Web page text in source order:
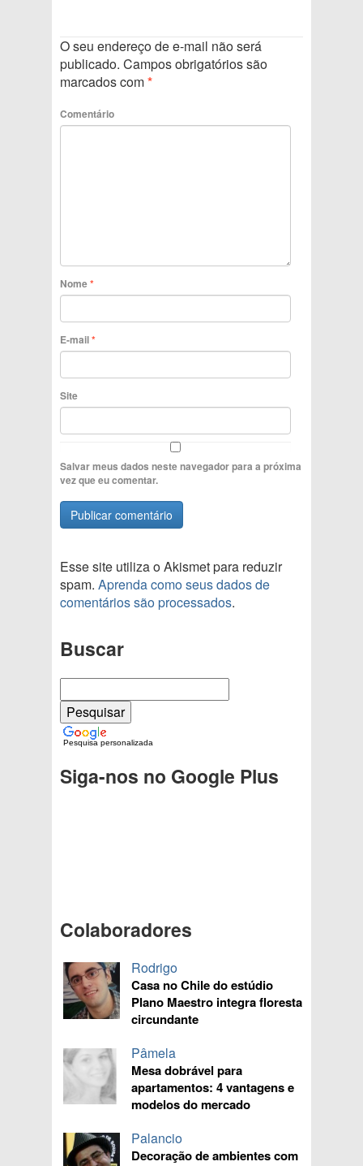
O seu endereço de e-mail não será
publicado. Campos obrigatórios são
marcados com*
Comentário
Nome*
E-mail*
Site
Salvar meus dados neste navegador para a próxima
vez que eu comentar.
Esse site utiliza o Akismet para reduzir
spam. Aprenda como seus dados de
comentários são processados.
Buscar
Pesquisa personalizada
Siga-nos no Google Plus
Colaboradores
Rodrigo
Casa no Chile do estúdio
Plano Maestro integra floresta
circundante
Pâmela
Mesa dobrável para
apartamentos: 4 vantagens e
modelos do mercado
Palancio
Decoração de ambientes com